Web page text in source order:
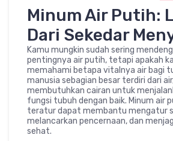
Minum Air Putih:
Dari Sekedar
Kamu mungkin sudah sering
pentingnya air putih, tetapi apakah
memahami betapa vitalnya air bagi
manusia sebagian besar terdiri dari
membutuhkan cairan untuk
fungsi tubuh dengan baik. Minum air
teratur dapat membantu mengatur
melancarkan pencernaan, dan
sehat.